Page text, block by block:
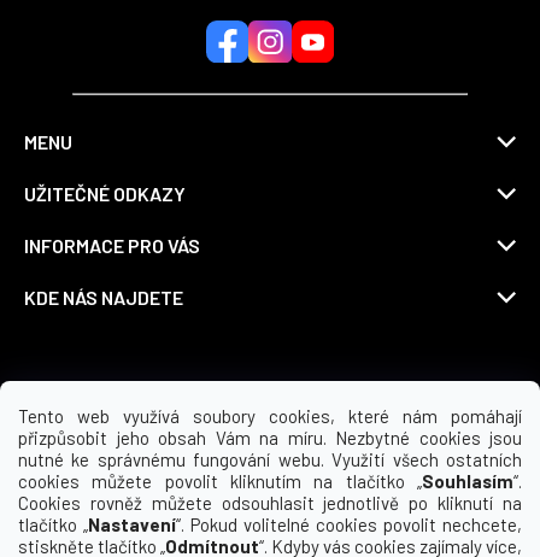
Tento web využívá soubory cookies, které nám pomáhají
přizpůsobit jeho obsah Vám na míru. Nezbytné cookies jsou
nutné ke správnému fungování webu. Využití všech ostatních
cookies můžete povolit kliknutím na tlačítko „Souhlasím“.
Cookies rovněž můžete odsouhlasit jednotlivě po kliknutí na
tlačítko „Nastavení“. Pokud volitelné cookies povolit nechcete,
stiskněte tlačítko „Odmítnout“. Kdyby vás cookies zajímaly více,
MENU
UŽITEČNÉ ODKAZY
INFORMACE PRO VÁS
KDE NÁS NAJDETE
Možnosti dopravy